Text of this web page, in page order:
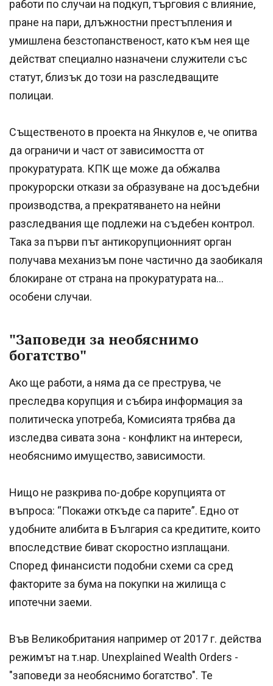
работи по случаи на подкуп, търговия с влияние,
пране на пари, длъжностни престъпления и
умишлена безстопанственост, като към нея ще
действат специално назначени служители със
статут, близък до този на разследващите
полицаи.
Същественото в проекта на Янкулов е, че опитва
да ограничи и част от зависимостта от
прокуратурата. КПК ще може да обжалва
прокурорски откази за образуване на досъдебни
производства, а прекратяването на нейни
разследвания ще подлежи на съдебен контрол.
Така за първи път антикорупционният орган
получава механизъм поне частично да заобикаля
блокиране от страна на прокуратурата на…
особени случаи.
"Заповеди за необяснимо
богатство"
Ако ще работи, а няма да се преструва, че
преследва корупция и събира информация за
политическа употреба, Комисията трябва да
изследва сивата зона - конфликт на интереси,
необяснимо имущество, зависимости.
Нищо не разкрива по-добре корупцията от
въпроса: “Покажи откъде са парите”. Едно от
удобните алибита в България са кредитите, които
впоследствие биват скоростно изплащани.
Според финансисти подобни схеми са сред
факторите за бума на покупки на жилища с
ипотечни заеми.
Във Великобритания например от 2017 г. действа
режимът на т.нар. Unexplained Wealth Orders -
"заповеди за необяснимо богатство". Те